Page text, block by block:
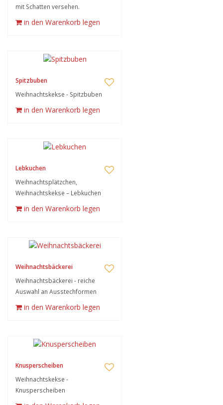
mit Schatten versehen.
in den Warenkorb legen
Spitzbuben
Weihnachtskekse - Spitzbuben
in den Warenkorb legen
Lebkuchen
Weihnachtsplätzchen,
Weihnachtskekse – Lebkuchen
in den Warenkorb legen
Weihnachtsbäckerei
Weihnachtsbäckerei - reiche
Auswahl an Ausstechformen
in den Warenkorb legen
Knusperscheiben
Weihnachtskekse -
Knusperscheiben